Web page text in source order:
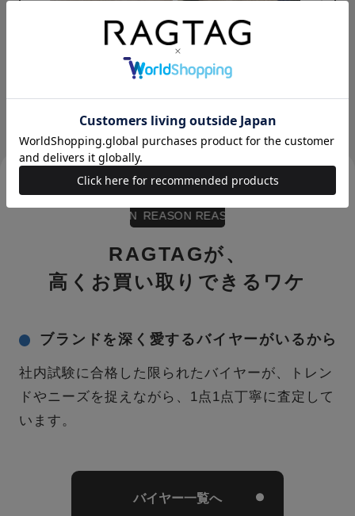
ニットのほつれ
小さく穴が空いている
部品が取れている
部品がほつれている
REASON REASON REASON
RAGTAGが、
高くお買い取りできるワケ
ブランドを深く愛するバイヤーがいるから
社内試験に合格した限られたバイヤーが、トレン
ドやニーズを捉えながら、1点1点丁寧に査定して
います。
バイヤー一覧へ